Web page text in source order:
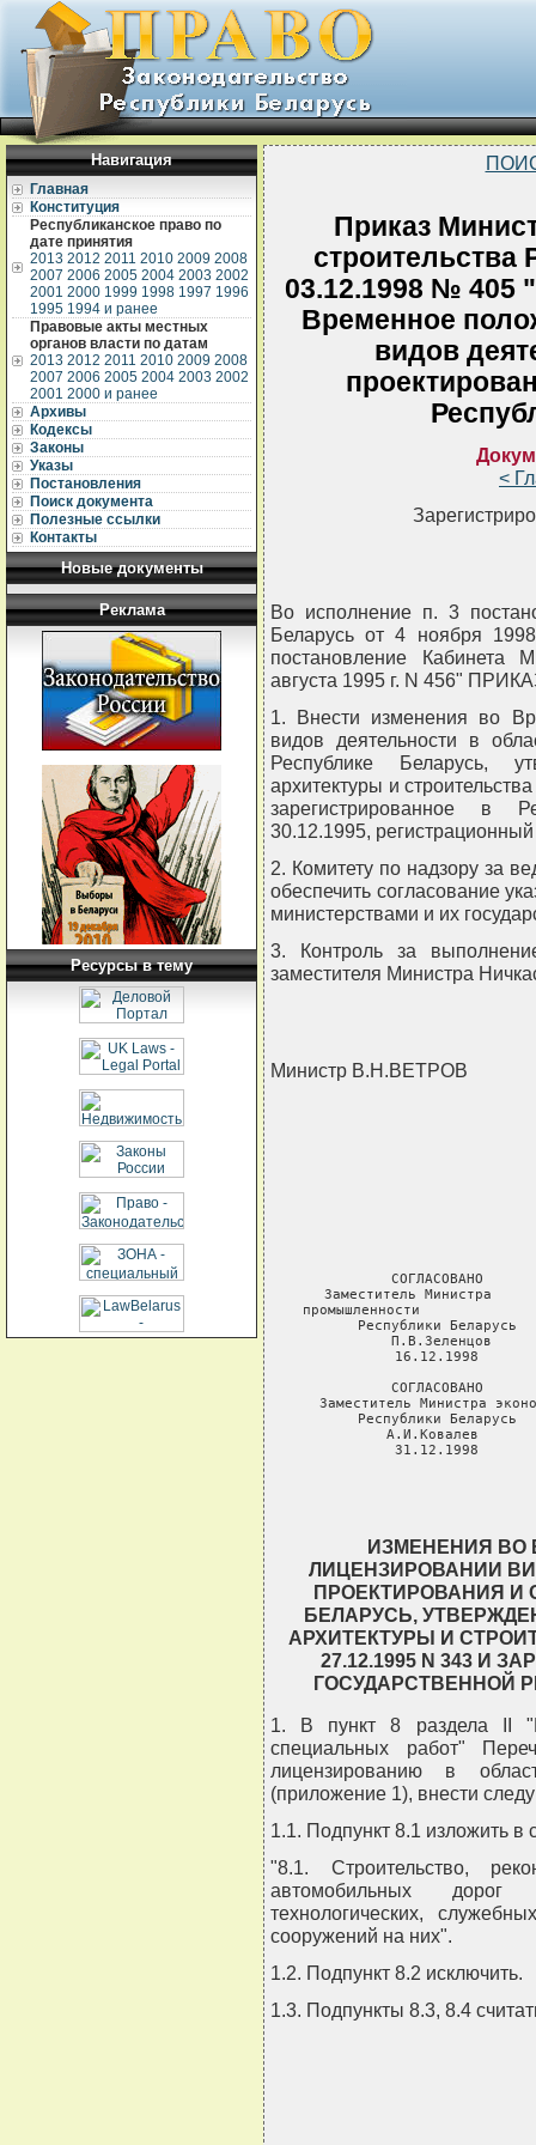
Навигация
Главная
Конституция
Республиканское право по
дате принятия
2013 2012 2011 2010 2009 2008
2007 2006 2005 2004 2003 2002
2001 2000 1999 1998 1997 1996
1995 1994 и ранее
Правовые акты местных
органов власти по датам
2013 2012 2011 2010 2009 2008
2007 2006 2005 2004 2003 2002
2001 2000 и ранее
Архивы
Кодексы
Законы
Указы
Постановления
Поиск документа
Полезные ссылки
Контакты
Новые документы
Реклама
Ресурсы в тему
Приказ
строительства
03.12.1998 № 405
Временное
видов
<
Во исполнение п. 3
Беларусь от 4 ноября
постановление Кабинета
августа 1995 г. N 456"
1. Внести изменения во
видов деятельности в
Республике Беларусь,
архитектуры и
зарегистрированное в
30.12.1995,
2. Комитету по надзору за
обеспечить согласование
министерствами и их
3. Контроль за
заместителя Министра
Министр В.Н.ВЕТРОВ
СОГЛАСОВАНО
Заместитель Министра
промышленности
Республики
П.В.Зеленцов
16.12.1998
СОГЛАСОВАНО
Заместитель Министра
Республики
А.И.Ковалев
31.12.1998
ИЗМЕНЕНИЯ ВО
ЛИЦЕНЗИРОВАНИИ
ПРОЕКТИРОВАНИЯ И
БЕЛАРУСЬ,
АРХИТЕКТУРЫ И
27.12.1995 N 343 И
ГОСУДАРСТВЕННОЙ
1. В пункт 8 раздела II
специальных работ"
лицензированию в
(приложение 1), внести
1.1. Подпункт 8.1 изложить
"8.1. Строительство,
автомобильных дорог
технологических,
сооружений на них".
1.2. Подпункт 8.2 исключить.
1.3. Подпункты 8.3, 8.4